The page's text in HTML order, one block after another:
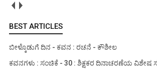
BEST ARTICLES
ಬೀಳ್ಕೊಡುಗೆ ದಿನ - ಕವನ : ರಚನೆ - ಕೌಶೀಲ
ಕವನಗಳು : ಸಂಚಿಕೆ - 30 : ಶಿಕ್ಷಕರ ದಿನಾಚರಣೆಯ ವಿಶೇಷ